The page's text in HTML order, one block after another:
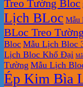
Treo Tường Bloc
Lịch BLoc Mẫu
BLoc Treo Tường
Bloc Mẫu Lịch Bloc
Lịch Bloc Khổ Đại
Tường Mẫu Lịch
Ép Kim Bìa